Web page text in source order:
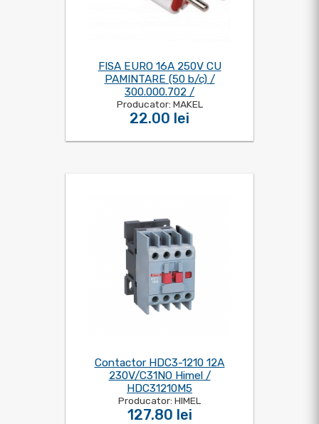
FISA EURO 16A 250V CU
PAMINTARE (50 b/c) /
300.000.702 /
Producator: MAKEL
22.00 lei
Contactor HDC3-1210 12A
230V/C31NO Himel /
HDC31210M5
Producator: HIMEL
127.80 lei